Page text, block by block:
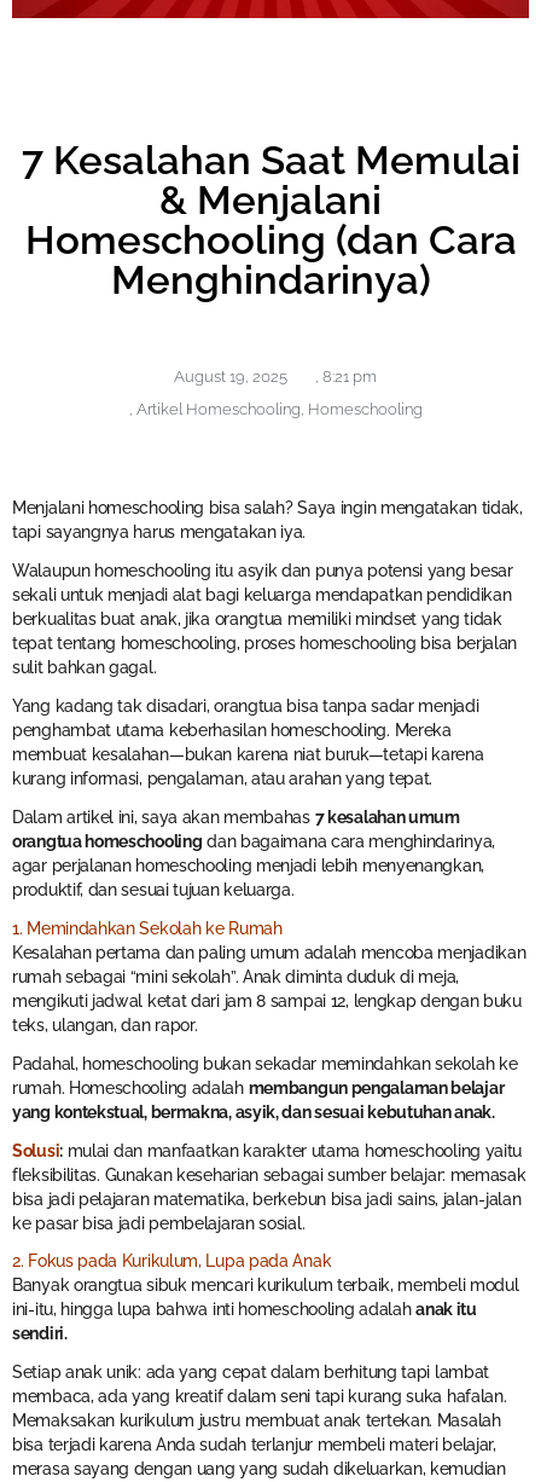
7 Kesalahan Saat Memulai
& Menjalani
Homeschooling (dan Cara
Menghindarinya)
August 19, 2025 , 8:21 pm
, Artikel Homeschooling, Homeschooling
Menjalani homeschooling bisa salah? Saya ingin mengatakan tidak,
tapi sayangnya harus mengatakan iya.
Walaupun homeschooling itu asyik dan punya potensi yang besar
sekali untuk menjadi alat bagi keluarga mendapatkan pendidikan
berkualitas buat anak, jika orangtua memiliki mindset yang tidak
tepat tentang homeschooling, proses homeschooling bisa berjalan
sulit bahkan gagal.
Yang kadang tak disadari, orangtua bisa tanpa sadar menjadi
penghambat utama keberhasilan homeschooling. Mereka
membuat kesalahan—bukan karena niat buruk—tetapi karena
kurang informasi, pengalaman, atau arahan yang tepat.
Dalam artikel ini, saya akan membahas 7 kesalahan umum
orangtua homeschooling dan bagaimana cara menghindarinya,
agar perjalanan homeschooling menjadi lebih menyenangkan,
produktif, dan sesuai tujuan keluarga.
1. Memindahkan Sekolah ke Rumah
Kesalahan pertama dan paling umum adalah mencoba menjadikan
rumah sebagai “mini sekolah”. Anak diminta duduk di meja,
mengikuti jadwal ketat dari jam 8 sampai 12, lengkap dengan buku
teks, ulangan, dan rapor.
Padahal, homeschooling bukan sekadar memindahkan sekolah ke
rumah. Homeschooling adalah membangun pengalaman belajar
yang kontekstual, bermakna, asyik, dan sesuai kebutuhan anak.
Solusi:mulai dan manfaatkan karakter utama homeschooling yaitu
fleksibilitas. Gunakan keseharian sebagai sumber belajar: memasak
bisa jadi pelajaran matematika, berkebun bisa jadi sains, jalan-jalan
ke pasar bisa jadi pembelajaran sosial.
2. Fokus pada Kurikulum, Lupa pada Anak
Banyak orangtua sibuk mencari kurikulum terbaik, membeli modul
ini-itu, hingga lupa bahwa inti homeschooling adalahanak itu
sendiri.
Setiap anak unik: ada yang cepat dalam berhitung tapi lambat
membaca, ada yang kreatif dalam seni tapi kurang suka hafalan.
Memaksakan kurikulum justru membuat anak tertekan. Masalah
bisa terjadi karena Anda sudah terlanjur membeli materi belajar,
merasa sayang dengan uang yang sudah dikeluarkan, kemudian